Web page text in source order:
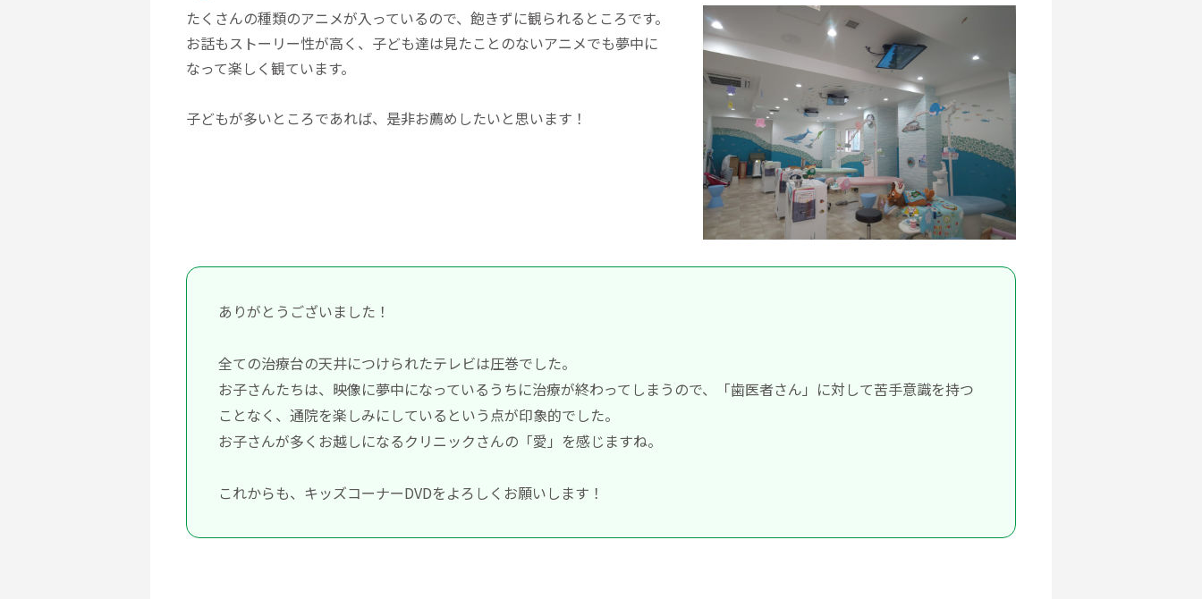
たくさんの種類のアニメが入っているので、飽きずに観られるところです。
お話もストーリー性が高く、子ども達は見たことのないアニメでも夢中に
なって楽しく観ています。
子どもが多いところであれば、是非お薦めしたいと思います！
ありがとうございました！
全ての治療台の天井につけられたテレビは圧巻でした。
お子さんたちは、映像に夢中になっているうちに治療が終わってしまうので、「歯医者さん」に対して苦手意識を持つ
ことなく、通院を楽しみにしているという点が印象的でした。
お子さんが多くお越しになるクリニックさんの「愛」を感じますね。
これからも、キッズコーナーDVDをよろしくお願いします！